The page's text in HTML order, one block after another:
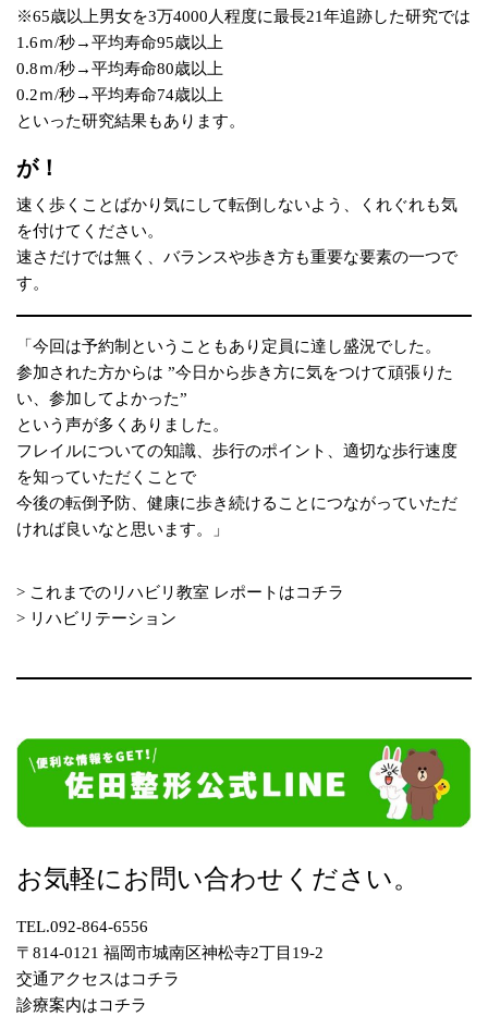
※65歳以上男女を3万4000人程度に最長21年追跡した研究では
1.6ｍ/秒→平均寿命95歳以上
0.8ｍ/秒→平均寿命80歳以上
0.2ｍ/秒→平均寿命74歳以上
といった研究結果もあります。
が！
速く歩くことばかり気にして転倒しないよう、くれぐれも気
を付けてください。
速さだけでは無く、バランスや歩き方も重要な要素の一つで
す。
「今回は予約制ということもあり定員に達し盛況でした。
参加された方からは ”今日から歩き方に気をつけて頑張りた
い、参加してよかった”
という声が多くありました。
フレイルについての知識、歩行のポイント、適切な歩行速度
を知っていただくことで
今後の転倒予防、健康に歩き続けることにつながっていただ
ければ良いなと思います。」
> これまでのリハビリ教室 レポートはコチラ
> リハビリテーション
お気軽にお問い合わせください。
TEL.092-864-6556
〒814-0121 福岡市城南区神松寺2丁目19-2
交通アクセスはコチラ
診療案内はコチラ